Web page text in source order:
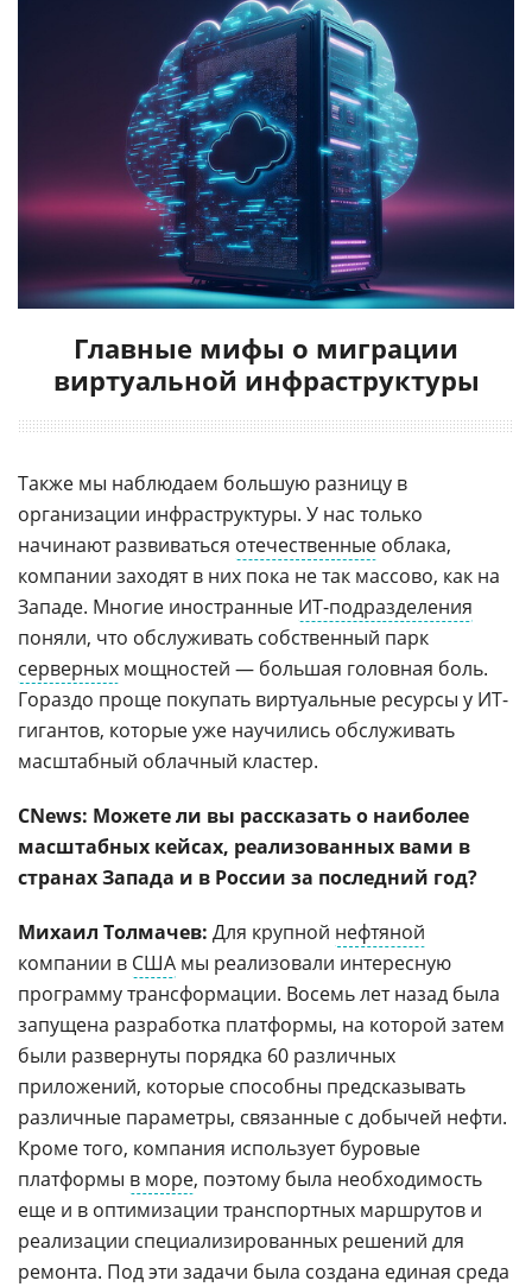
Главные мифы о миграции
виртуальной инфраструктуры
Также мы наблюдаем большую разницу в
организации инфраструктуры. У нас только
начинают развиваться отечественные облака,
компании заходят в них пока не так массово, как на
Западе. Многие иностранные ИТ-подразделения
поняли, что обслуживать собственный парк
серверных мощностей — большая головная боль.
Гораздо проще покупать виртуальные ресурсы у ИТ-
гигантов, которые уже научились обслуживать
масштабный облачный кластер.
CNews: Можете ли вы рассказать о наиболее
масштабных кейсах, реализованных вами в
странах Запада и в России за последний год?
Михаил Толмачев: Для крупной нефтяной
компании в США мы реализовали интересную
программу трансформации. Восемь лет назад была
запущена разработка платформы, на которой затем
были развернуты порядка 60 различных
приложений, которые способны предсказывать
различные параметры, связанные с добычей нефти.
Кроме того, компания использует буровые
платформы в море, поэтому была необходимость
еще и в оптимизации транспортных маршрутов и
реализации специализированных решений для
ремонта. Под эти задачи была создана единая среда